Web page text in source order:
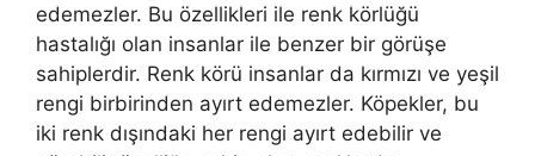
edemezler. Bu özellikleri ile renk körlüğü
hastalığı olan insanlar ile benzer bir görüşe
sahiplerdir. Renk körü insanlar da kırmızı ve yeşil
rengi birbirinden ayırt edemezler. Köpekler, bu
iki renk dışındaki her rengi ayırt edebilir ve